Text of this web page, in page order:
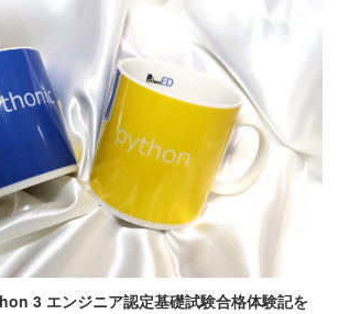
3 エンジニア認定基礎試験合格体験記を